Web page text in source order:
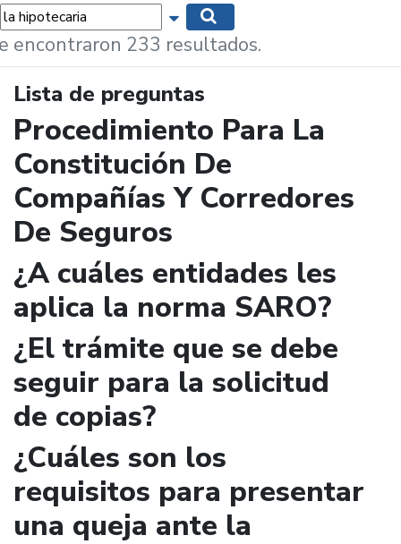
Mostrar opciones de búsqueda
encontraron 233 resultados.
Lista de preguntas
Procedimiento Para La
Constitución De
Compañías Y Corredores
De Seguros
¿A cuáles entidades les
aplica la norma SARO?
¿El trámite que se debe
seguir para la solicitud
de copias?
¿Cuáles son los
requisitos para presentar
una queja ante la